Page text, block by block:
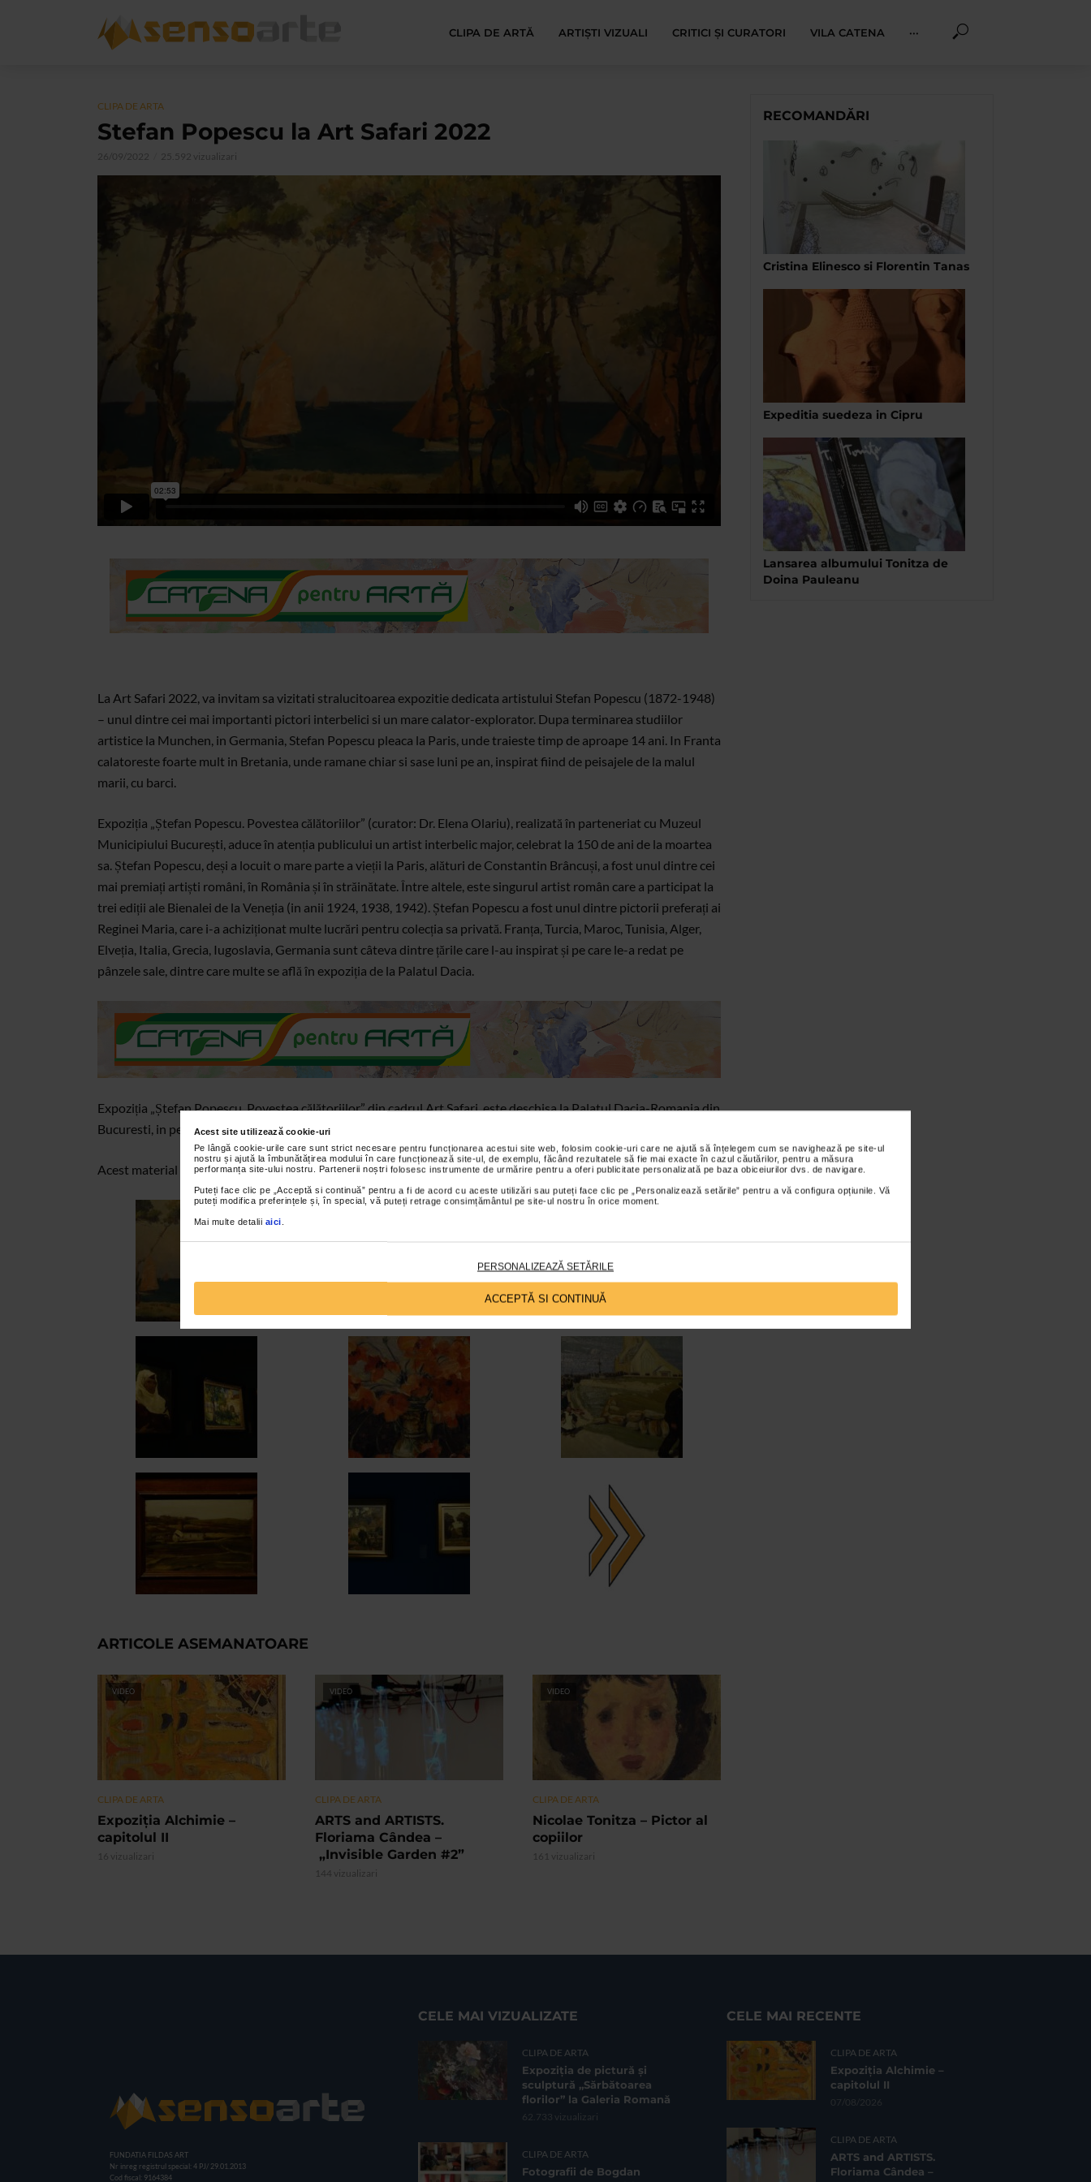
Acest site utilizează cookie-uri
Pe lângă cookie-urile care sunt strict necesare pentru funcționarea acestui site web, folosim cookie-uri care ne ajută să înțelegem cum se navighează pe site-ul
nostru și ajută la îmbunătățirea modului în care funcționează site-ul, de exemplu, făcând rezultatele să fie mai exacte în cazul căutărilor, pentru a măsura
performanța site-ului nostru. Partenerii noștri folosesc instrumente de urmărire pentru a oferi publicitate personalizată pe baza obiceiurilor dvs. de navigare.
Puteți face clic pe „Acceptă si continuă” pentru a fi de acord cu aceste utilizări sau puteți face clic pe „Personalizează setările” pentru a vă configura opțiunile. Vă
puteți modifica preferințele și, în special, vă puteți retrage consimțământul pe site-ul nostru în orice moment.
Mai multe detalii aici.
PERSONALIZEAZĂ SETĂRILE
ACCEPTĂ SI CONTINUĂ
CLIPA DE ARTĂ ARTIȘTI VIZUALI CRITICI ȘI CURATORI VILA CATENA ···
CLIPA DE ARTA
Stefan Popescu la Art Safari 2022
26/09/2022 25.592 vizualizari
La Art Safari 2022, va invitam sa vizitati stralucitoarea expozitie dedicata artistului Stefan Popescu (1872-1948)
– unul dintre cei mai importanti pictori interbelici si un mare calator-explorator. Dupa terminarea studiilor
artistice la Munchen, in Germania, Stefan Popescu pleaca la Paris, unde traieste timp de aproape 14 ani. In Franta
calatoreste foarte mult in Bretania, unde ramane chiar si sase luni pe an, inspirat fiind de peisajele de la malul
marii, cu barci.
Expoziția „Ștefan Popescu. Povestea călătoriilor” (curator: Dr. Elena Olariu), realizată în parteneriat cu Muzeul
Municipiului București, aduce în atenția publicului un artist interbelic major, celebrat la 150 de ani de la moartea
sa. Ștefan Popescu, deși a locuit o mare parte a vieții la Paris, alături de Constantin Brâncuși, a fost unul dintre cei
mai premiați artiști români, în România și în străinătate. Între altele, este singurul artist român care a participat la
trei ediții ale Bienalei de la Veneția (in anii 1924, 1938, 1942). Ștefan Popescu a fost unul dintre pictorii preferați ai
Reginei Maria, care i-a achiziționat multe lucrări pentru colecția sa privată. Franța, Turcia, Maroc, Tunisia, Alger,
Elveția, Italia, Grecia, Iugoslavia, Germania sunt câteva dintre țările care l-au inspirat și pe care le-a redat pe
pânzele sale, dintre care multe se află în expoziția de la Palatul Dacia.
Expoziția „Ștefan Popescu. Povestea călătoriilor” din cadrul Art Safari, este deschisa la Palatul Dacia-Romania din
Bucuresti, in perioada 23 septembrie – 11 decembrie 2022.
Acest material va este oferit deProgramul Catena pentru Arta.Realizator:Bogdana Contras
ARTICOLE ASEMANATOARE
VIDEO
CLIPA DE ARTA
Expoziția Alchimie –
capitolul II
16 vizualizari
VIDEO
CLIPA DE ARTA
ARTS and ARTISTS.
Floriama Cândea –
„Invisible Garden #2”
144 vizualizari
VIDEO
CLIPA DE ARTA
Nicolae Tonitza – Pictor al
copiilor
161 vizualizari
RECOMANDĂRI
Cristina Elinesco si Florentin Tanas
Expeditia suedeza in Cipru
Lansarea albumului Tonitza de
Doina Pauleanu
FUNDATIA FILDAS ART
Nr inreg registrul special: 4 PJ/ 29.01.2013
Cod fiscal: 9164384
CELE MAI VIZUALIZATE
CLIPA DE ARTA
Expoziția de pictură și
sculptură „Sărbătoarea
florilor” la Galeria Romană
62.733 vizualizari
CLIPA DE ARTA
Fotografii de Bogdan
CELE MAI RECENTE
CLIPA DE ARTA
Expoziția Alchimie –
capitolul II
07/08/2026
CLIPA DE ARTA
ARTS and ARTISTS.
Floriama Cândea –